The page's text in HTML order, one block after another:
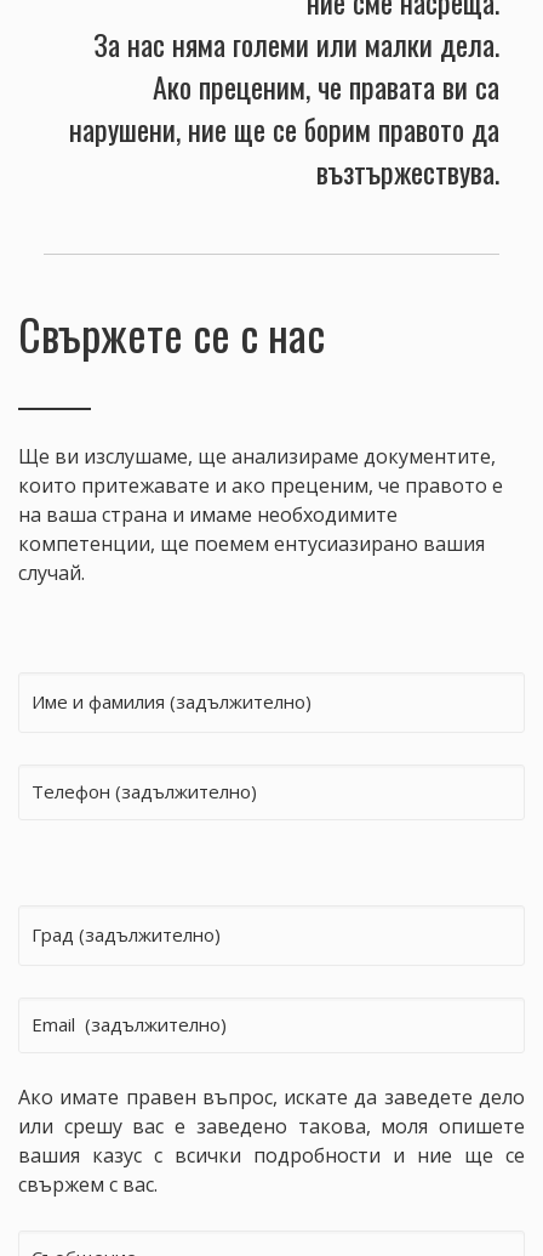
За нас няма големи или малки дела.
Ако преценим, че правата ви са
нарушени, ние ще се борим правото да
възтържествува.
Свържете се с нас
Ще ви изслушаме, ще анализираме документите,
които притежавате и ако преценим, че правото е
на ваша страна и имаме необходимите
компетенции, ще поемем ентусиазирано вашия
случай.
Ако имате правен въпрос, искате да заведете дело
или срешу вас е заведено такова, моля опишете
вашия казус с всички подробности и ние ще се
свържем с вас.